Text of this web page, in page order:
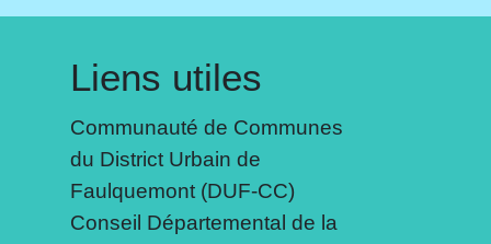
Liens utiles
Communauté de Communes
du District Urbain de
Faulquemont (DUF-CC)
Conseil Départemental de la